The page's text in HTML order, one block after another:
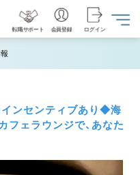
転職サポート 会員登録 ログイン
インセンティブあり◆海
フェラウンジで、あなた